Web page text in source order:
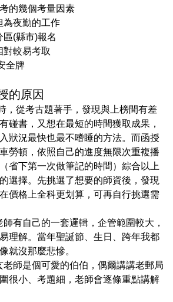
的幾個考量因素
為夜勤的工作
區(縣市)報名
對較易考取
全牌
的原因
從考古題著手，發現與上榜間有差
碰書，又想在最短的時間獲取成果，
狀況最快也最不嗜睡的方法。而函授
勞頓，依照自己的進度無限次重複播
省下第一次做筆記的時間）綜合以上
選擇。先挑選了想要的師資後，發現
價格上全科更划算，可再自行挑選需
有自己的一套邏輯，企管範圍較大，
理解。當年聖誕節、生日、跨年我都
就沒那麼悲慘。
老師是個可愛的伯伯，偶爾講講老郵局
很小、考題細，老師會逐條重點講解